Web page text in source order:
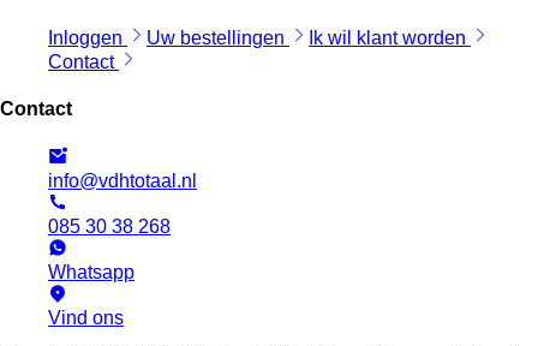
Inloggen Uw bestellingen
Ik wil klant worden
Contact
Contact
info@vdhtotaal.nl
085 30 38 268
Whatsapp
Vind ons